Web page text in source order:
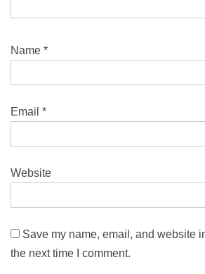
Name *
Email *
Website
Save my name, email, and website
the next time I comment.